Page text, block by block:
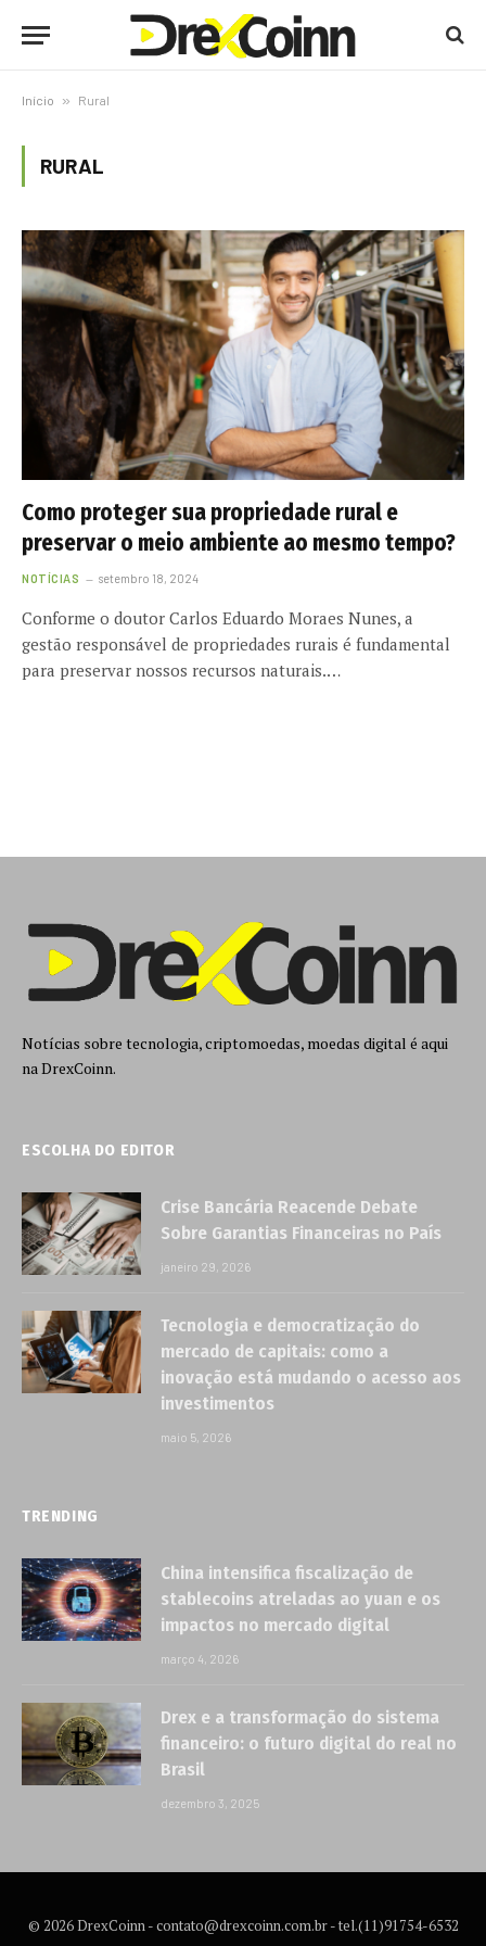
Início » Rural
RURAL
Como proteger sua propriedade rural e
preservar o meio ambiente ao mesmo tempo?
NOTÍCIAS setembro 18, 2024
Conforme o doutor Carlos Eduardo Moraes Nunes, a
gestão responsável de propriedades rurais é fundamental
para preservar nossos recursos naturais.…
Notícias sobre tecnologia, criptomoedas, moedas digital é aqui
na DrexCoinn.
ESCOLHA DO EDITOR
Crise Bancária Reacende Debate
Sobre Garantias Financeiras no País
janeiro 29, 2026
Tecnologia e democratização do
mercado de capitais: como a
inovação está mudando o acesso aos
investimentos
maio 5, 2026
TRENDING
China intensifica fiscalização de
stablecoins atreladas ao yuan e os
impactos no mercado digital
março 4, 2026
Drex e a transformação do sistema
financeiro: o futuro digital do real no
Brasil
dezembro 3, 2025
© 2026 DrexCoinn -contato@drexcoinn.com.br- tel.(11)91754-6532